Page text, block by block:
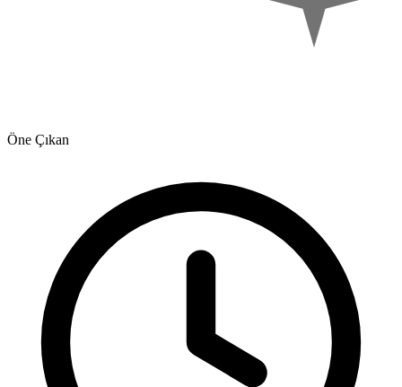
Öne Çıkan